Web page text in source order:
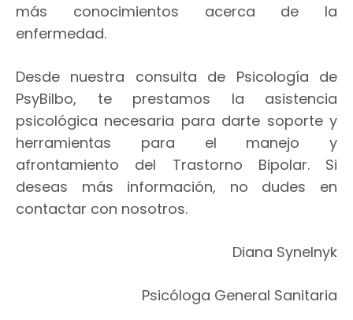
más conocimientos acerca de la
enfermedad.
Desde nuestra consulta de Psicología de
PsyBilbo, te prestamos la asistencia
psicológica necesaria para darte soporte y
herramientas para el manejo y
afrontamiento del Trastorno Bipolar. Si
deseas más información, no dudes en
contactar con nosotros.
Diana Synelnyk
Psicóloga General Sanitaria